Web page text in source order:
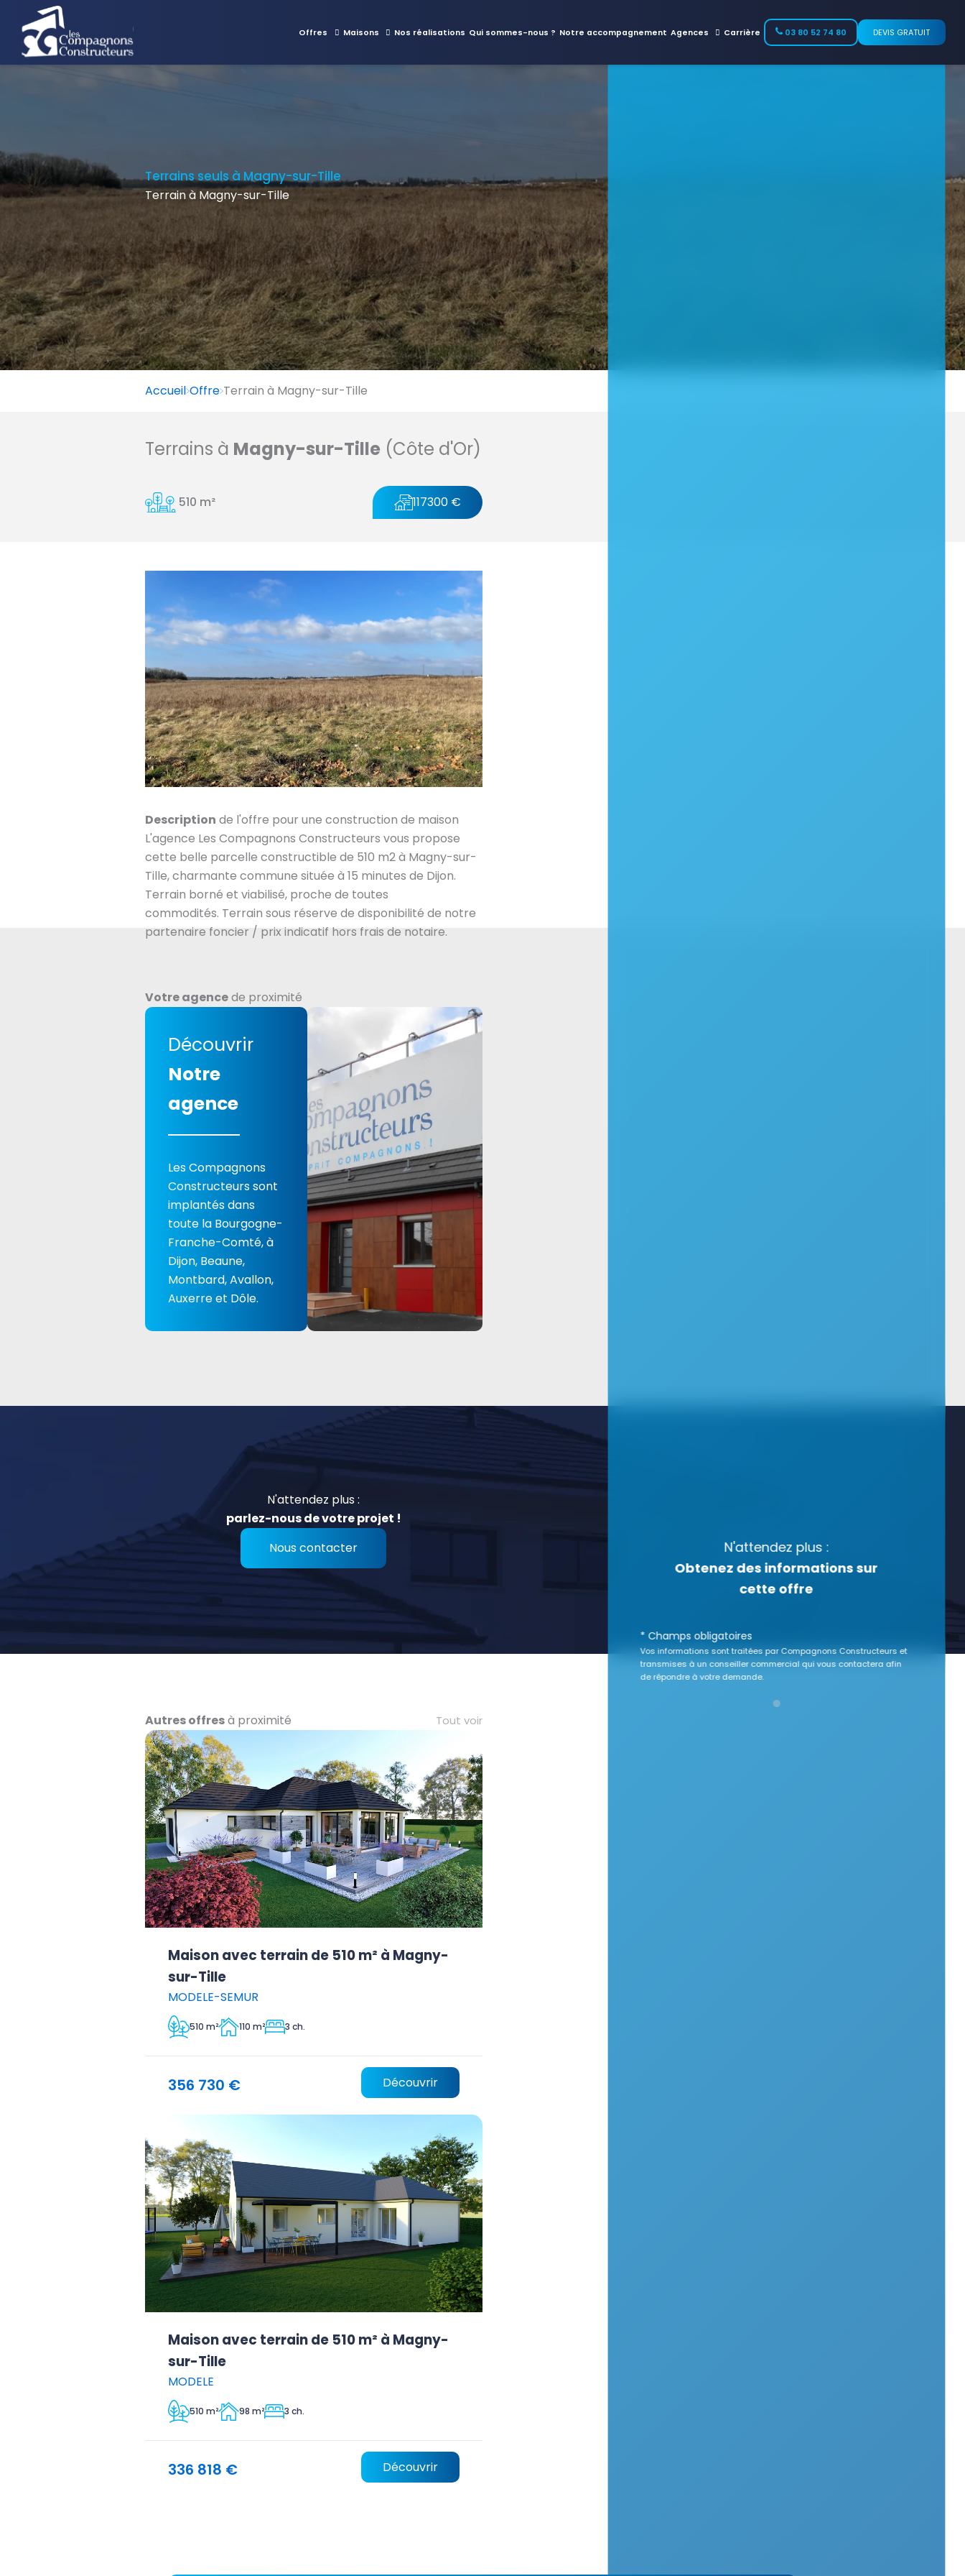
Offres Maisons Nos réalisations Qui sommes-nous ? Notre accompagnement Agences Carrière 03 80 52 74 80 DEVIS GRATUIT
Terrains seuls à Magny-sur-Tille
Terrain à Magny-sur-Tille
Accueil Offre Terrain à Magny-sur-Tille
Terrains à Magny-sur-Tille (Côte d'Or)
510 m² 117300 €
Description de l'offre pour une construction de maison
L'agence Les Compagnons Constructeurs vous propose
cette belle parcelle constructible de 510 m2 à Magny-sur-
Tille, charmante commune située à 15 minutes de Dijon.
Terrain borné et viabilisé, proche de toutes
commodités. Terrain sous réserve de disponibilité de notre
partenaire foncier / prix indicatif hors frais de notaire.
Votre agencede proximité
Découvrir
Notre
agence
Les Compagnons
Constructeurs sont
implantés dans
toute la Bourgogne-
Franche-Comté, à
Dijon, Beaune,
Montbard, Avallon,
Auxerre et Dôle.
N'attendez plus :
parlez-nous de votre projet !
Nous contacter
Autres offresà proximité Tout voir
Maison avec terrain de 510 m² à Magny-
sur-Tille
MODELE-SEMUR
510 m² 110 m² 3 ch.
356 730 € Découvrir
Maison avec terrain de 510 m² à Magny-
sur-Tille
MODELE
510 m² 98 m² 3 ch.
336 818 € Découvrir
N'attendez plus :
Obtenez des informations sur
cette offre
* Champs obligatoires
Vos informations sont traitées par Compagnons Constructeurs et
transmises à un conseiller commercial qui vous contactera afin
de répondre à votre demande.